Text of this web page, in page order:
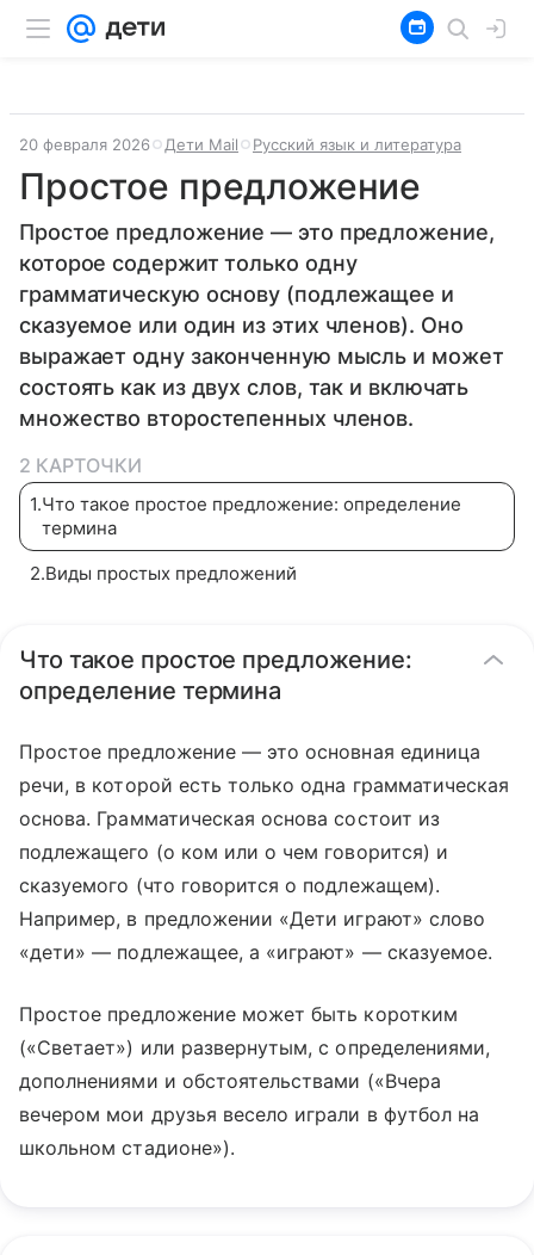
20 февраля 2026 Дети Mail Русский язык и литература
Простое предложение
Простое предложение — это предложение,
которое содержит только одну
грамматическую основу (подлежащее и
сказуемое или один из этих членов). Оно
выражает одну законченную мысль и может
состоять как из двух слов, так и включать
множество второстепенных членов.
2 КАРТОЧКИ
1.Что такое простое предложение: определение
термина
2.Виды простых предложений
Что такое простое предложение:
определение термина
Простое предложение — это основная единица
речи, в которой есть только одна грамматическая
основа. Грамматическая основа состоит из
подлежащего (о ком или о чем говорится) и
сказуемого (что говорится о подлежащем).
Например, в предложении «Дети играют» слово
«дети» — подлежащее, а «играют» — сказуемое.
Простое предложение может быть коротким
(«Светает») или развернутым, с определениями,
дополнениями и обстоятельствами («Вчера
вечером мои друзья весело играли в футбол на
школьном стадионе»).